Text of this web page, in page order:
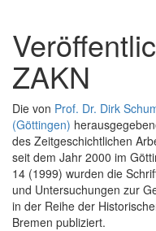
ZAKN
Die von Prof. Dr. Dirk
(Göttingen)
des Zeitgeschichtlichen
seit dem Jahr 2000 im
14 (1999) wurden die
und Untersuchungen zur
in der Reihe der
Bremen publiziert.